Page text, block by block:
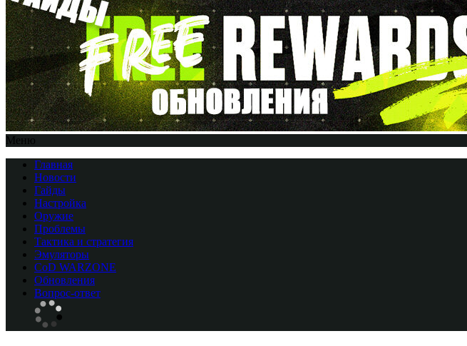
Меню
Главная
Новости
Гайды
Настройка
Оружие
Проблемы
Тактика и стратегия
Эмуляторы
CоD WARZONE
Обновления
Вопрос-ответ